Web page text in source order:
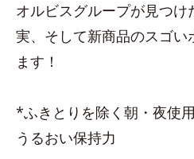
オルビスグループが見つ
実、そして新商品のスゴい
ます！
*ふきとりを除く朝・夜使
うるおい保持力